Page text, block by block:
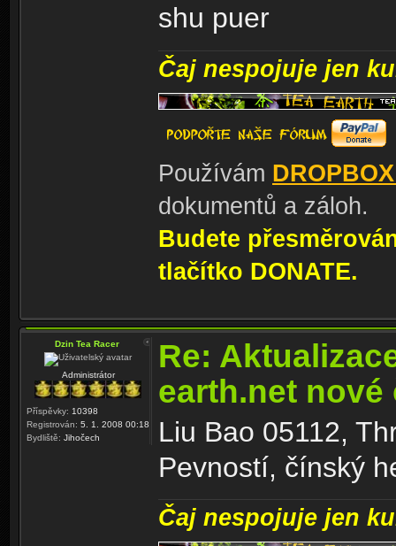
shu puer
Čaj nespojuje jen
Používám
dokumentů a záloh.
Budete
tlačítko DONATE.
Dzin Tea Racer
Administrátor
Příspěvky: 10398
Registrován: 5. 1. 2008 00:18
Bydliště: Jihočech
Re:
earth.net nové
Liu Bao 05112,
Pevností, čínský
Čaj nespojuje jen